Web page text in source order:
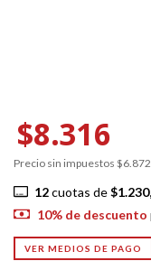
$8.316
Precio sin impuestos
12cuotas de
10% de descuento
VER MEDIOS DE PAGO